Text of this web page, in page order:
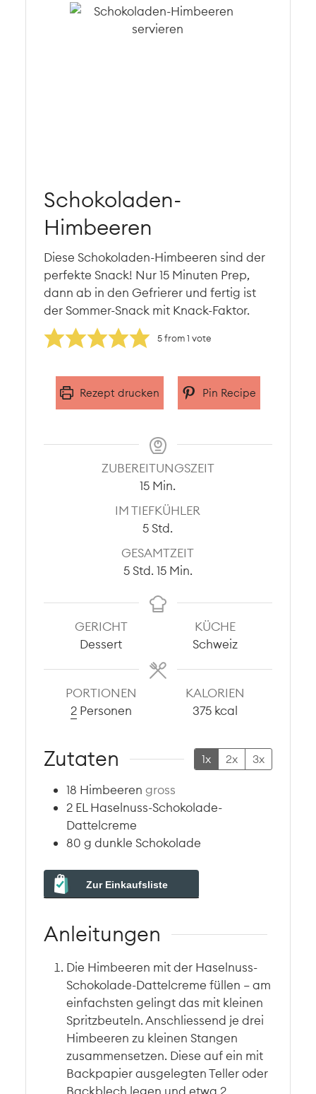
Schokoladen-
Himbeeren
Diese Schokoladen-Himbeeren sind der
perfekte Snack! Nur 15 Minuten Prep,
dann ab in den Gefrierer und fertig ist
der Sommer-Snack mit Knack-Faktor.
5from 1 vote
Rezept drucken Pin Recipe
ZUBEREITUNGSZEIT
15Minuten
Min.
IM TIEFKÜHLER
5Stunden
Std.
GESAMTZEIT
5Stunden
Std. 15Minuten
Min.
GERICHT
Dessert
KÜCHE
Schweiz
PORTIONEN
2 Personen
KALORIEN
375 kcal
Zutaten 1x 2x 3x
18 Himbeeren gross
2 EL Haselnuss-Schokolade-
Dattelcreme
80 g dunkle Schokolade
Zur Einkaufsliste
Anleitungen
Die Himbeeren mit der Haselnuss-
Schokolade-Dattelcreme füllen – am
einfachsten gelingt das mit kleinen
Spritzbeuteln. Anschliessend je drei
Himbeeren zu kleinen Stangen
zusammensetzen. Diese auf ein mit
Backpapier ausgelegten Teller oder
Backblech legen und etwa 2